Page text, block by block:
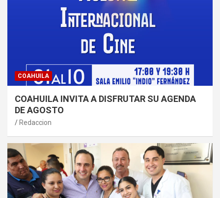
COAHUILA
COAHUILA INVITA A DISFRUTAR SU AGENDA
DE AGOSTO
Redaccion